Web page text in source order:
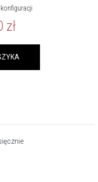
konfiguracji
zł